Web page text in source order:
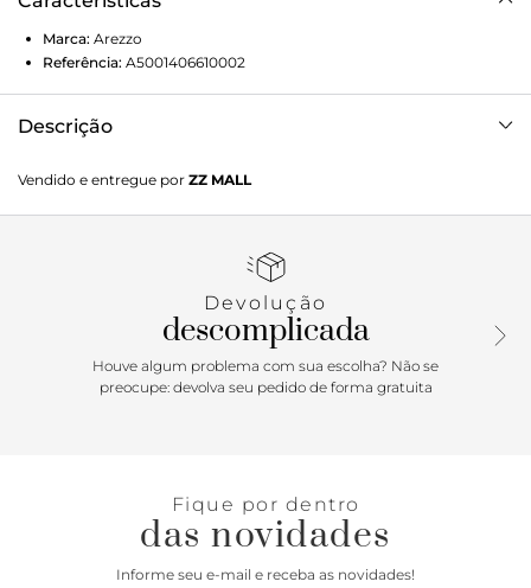
Marca: Arezzo
Referência: A5001406610002
Descrição
envernizado. O acessório tem formato alongado e
acabamento brilhante e macio. Traz alças de mão
alça lateral regulável e removível. Possui bolso superior e
sendo um dos puxadores em tag com o nome da marca.
Vendido e entregue por ZZ MALL
Devolução
descomplicada
Houve algum problema com sua escolha? Não se
preocupe: devolva seu pedido de forma gratuita
Fique por dentro
das novidades
Informe seu e-mail e receba as novidades!